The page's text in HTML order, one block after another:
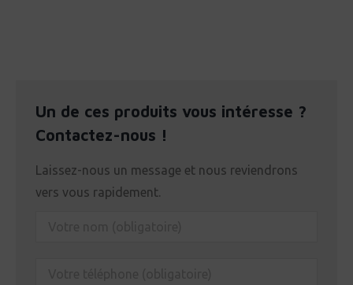
Un de ces produits vous intéresse ?
Contactez-nous !
Laissez-nous un message et nous reviendrons
vers vous rapidement.